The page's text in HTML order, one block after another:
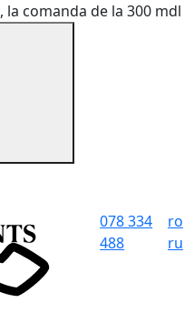
comanda de la 300 mdl
078 334
488
ro
ru